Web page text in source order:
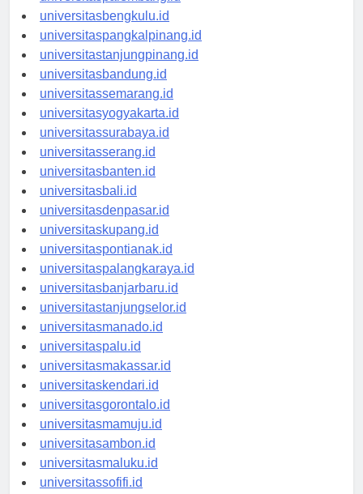
universitaspalembang.id
universitasbengkulu.id
universitaspangkalpinang.id
universitastanjungpinang.id
universitasbandung.id
universitassemarang.id
universitasyogyakarta.id
universitassurabaya.id
universitasserang.id
universitasbanten.id
universitasbali.id
universitasdenpasar.id
universitaskupang.id
universitaspontianak.id
universitaspalangkaraya.id
universitasbanjarbaru.id
universitastanjungselor.id
universitasmanado.id
universitaspalu.id
universitasmakassar.id
universitaskendari.id
universitasgorontalo.id
universitasmamuju.id
universitasambon.id
universitasmaluku.id